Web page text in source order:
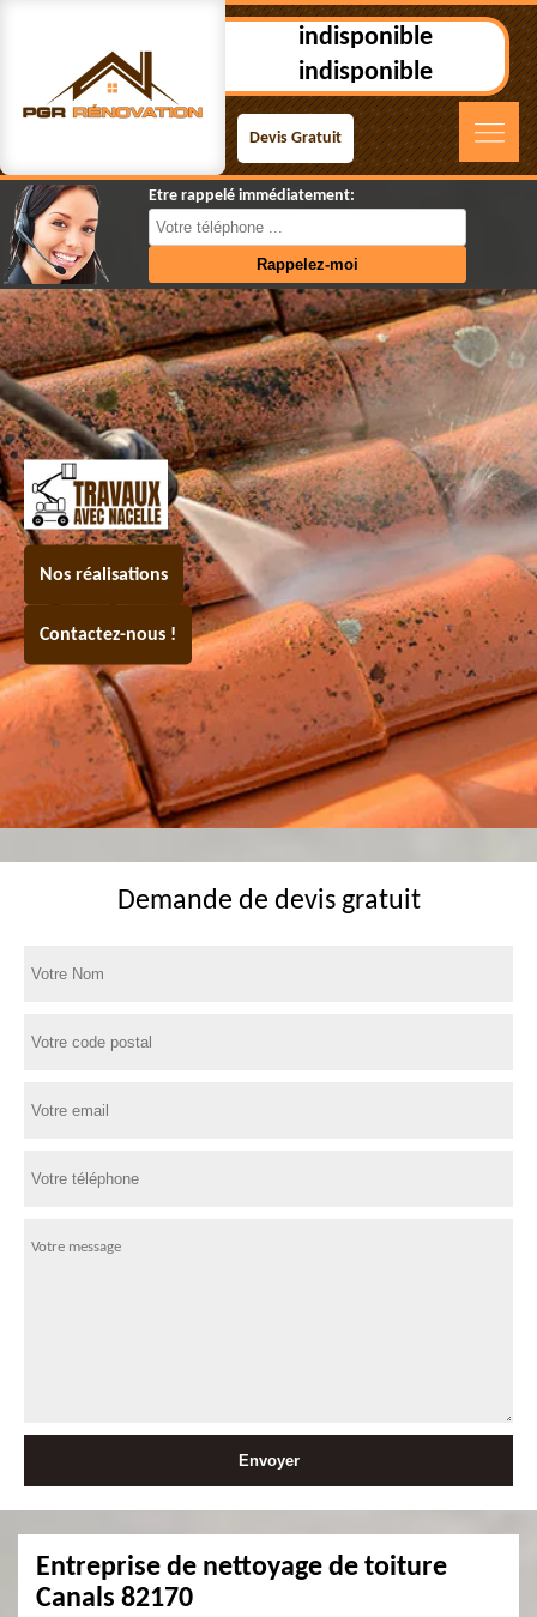
indisponible
indisponible
Devis Gratuit
Etre rappelé immédiatement:
Nos réalisations
Contactez-nous !
Demande de devis gratuit
Entreprise de nettoyage de toiture
Canals 82170